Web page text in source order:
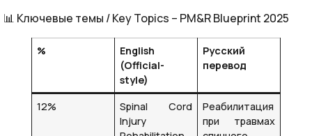
📊 Ключевые темы / Key Topics – PM&R Blueprint 2025
%
English
(Official-
style)
Русский
перевод
12%
Spinal Cord
Injury
Реабилитация
при травмах